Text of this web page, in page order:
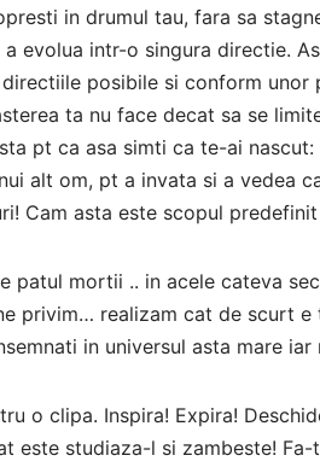
in drumul tau, fara sa
evolua intr-o singura directie.
posibile si conform
ta nu face decat sa se
pt ca asa simti ca te-ai
alt om, pt a invata si a vedea
Cam asta este scopul
patul mortii .. in acele cateva
privim… realizam cat de scurt
in universul asta mare iar
o clipa. Inspira! Expira!
este studiaza-l si zambeste!